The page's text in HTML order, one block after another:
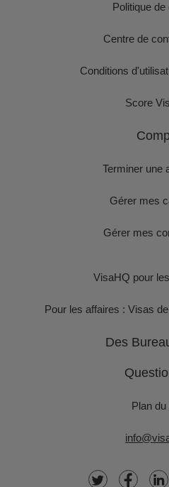
Politique de
Centre de
Conditions
Score
Terminer une
Gérer mes
Gérer mes
VisaHQ pour
Pour les affaires : Visas
Des
Plan du